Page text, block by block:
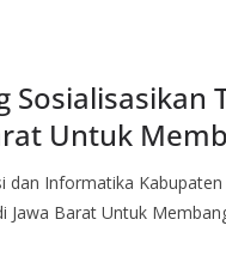
Sosialisasikan
Untuk
dan Informatika
Jawa Barat Untuk